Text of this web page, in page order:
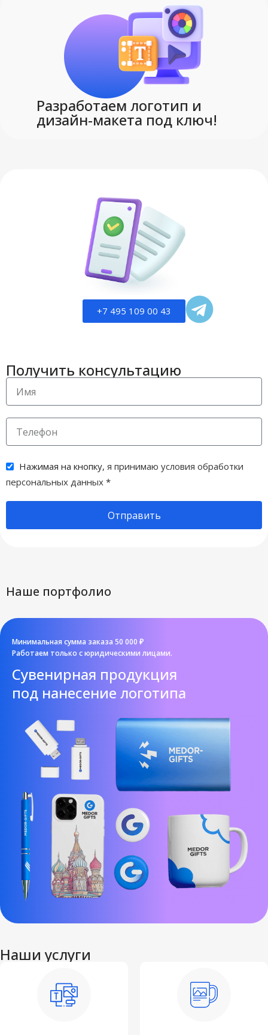
Разработаем логотип и
дизайн-макета под ключ!
+7 495 109 00 43
Получить консультацию
Нажимая на кнопку, я принимаю условия обработки
персональных данных *
Отправить
Наше портфолио
Минимальная сумма заказа 50 000 ₽
Работаем только с юридическими лицами.
Cувенирная продукция
под нанесение логотипа
Наши услуги